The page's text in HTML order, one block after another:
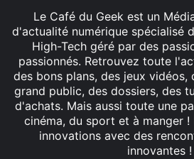
Le Café du Geek est un
d'actualité numérique spécialisé
High-Tech géré par des
passionnés. Retrouvez toute
des bons plans, des jeux
grand public, des dossiers, des
d'achats. Mais aussi toute une
cinéma, du sport et à manger !
innovations avec des
innovantes !